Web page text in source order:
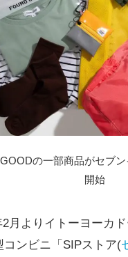
の一部商品がセブ
開始
月よりイトーヨーカ
ンビニ「SIPストア(